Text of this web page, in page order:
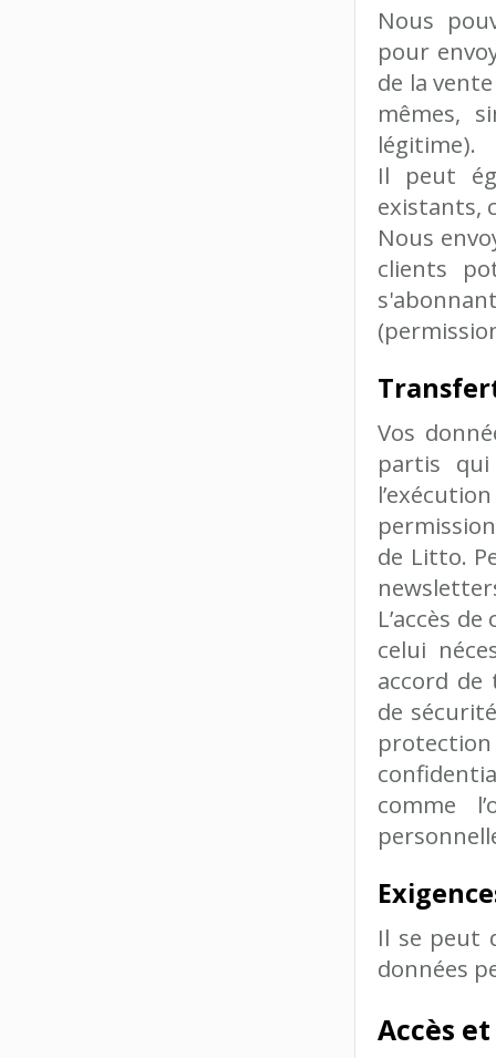
Nous
pour
de la
mêmes,
légitime).
Il peut
existants,
Nous
clients
Vos
partis
de Litto.
L’accès
celui
accord
de
comme
Il se peut
données
Accès